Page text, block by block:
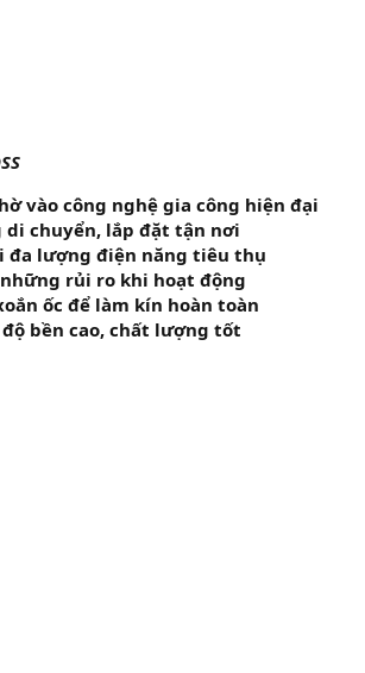
vào công nghệ gia công hiện đại
chuyển, lắp đặt tận nơi
đa lượng điện năng tiêu thụ
rủi ro khi hoạt động
ốc để làm kín hoàn toàn
bền cao, chất lượng tốt